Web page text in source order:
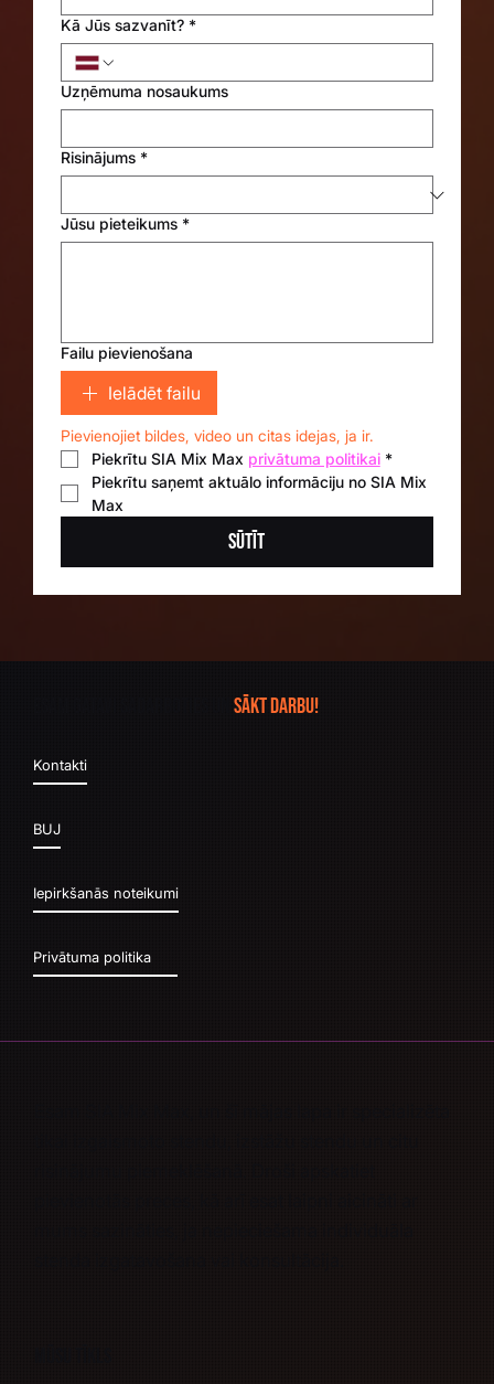
Kā Jūs sazvanīt? *
Uzņēmuma nosaukums
Risinājums *
Jūsu pieteikums *
Failu pievienošana
Ielādēt failu
Pievienojiet bildes, video un citas idejas, ja ir.
Piekrītu SIA Mix Max privātuma politikai *
Piekrītu saņemt aktuālo informāciju no SIA Mix
Max
Sūtīt
sākt darbu!
Kontakti
BUJ
Iepirkšanās noteikumi
Privātuma politika